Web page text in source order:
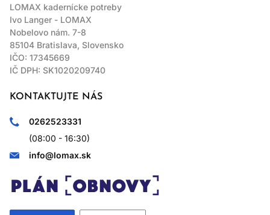
LOMAX kadernícke potreby
Ivo Langer - LOMAX
Nobelovo nám. 7-8
85104 Bratislava, Slovensko
IČO: 17345669
IČ DPH: SK1020209740
KONTAKTUJTE NÁS
0262523331
(08:00 - 16:30)
info@lomax.sk